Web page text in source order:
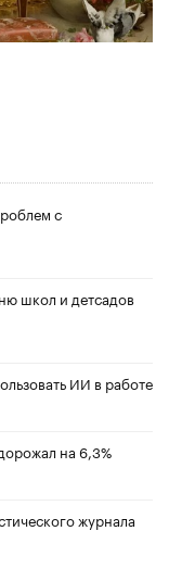
с
школ и детсадов
ИИ в работе
на 6,3%
журнала